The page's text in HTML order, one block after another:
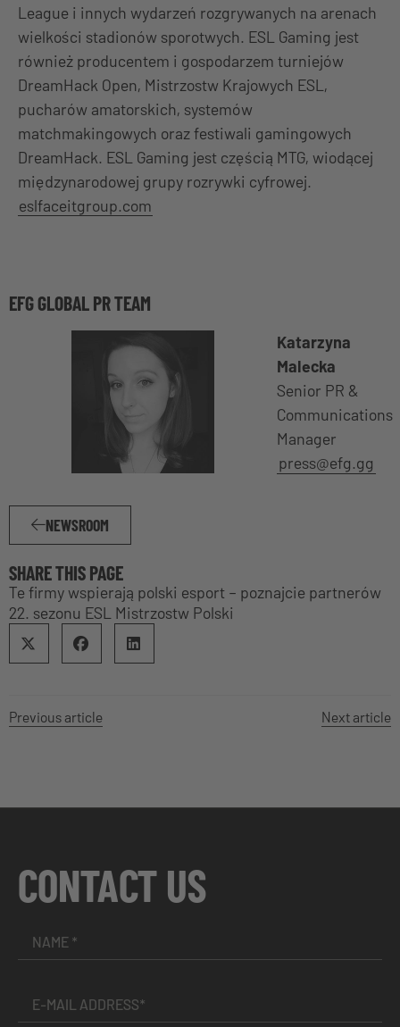
League i innych wydarzeń rozgrywanych na arenach
wielkości stadionów sporotwych. ESL Gaming jest
również producentem i gospodarzem turniejów
DreamHack Open, Mistrzostw Krajowych ESL,
pucharów amatorskich, systemów
matchmakingowych oraz festiwali gamingowych
DreamHack. ESL Gaming jest częścią MTG, wiodącej
międzynarodowej grupy rozrywki cyfrowej.
eslfaceitgroup.com
EFG GLOBAL PR TEAM
Katarzyna
Malecka
Senior PR &
Communications
Manager
press@efg.gg
NEWSROOM
SHARE THIS PAGE
Te firmy wspierają polski esport – poznajcie partnerów
22. sezonu ESL Mistrzostw Polski
Previous article Next article
CONTACT US